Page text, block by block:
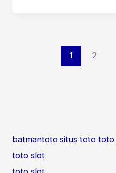
1 2
batmantoto situs toto toto
toto slot
toto slot